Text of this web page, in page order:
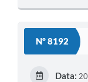
Nº 8192
Data: